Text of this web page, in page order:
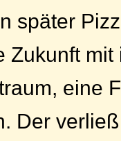
später
Zukunft
eine
Der